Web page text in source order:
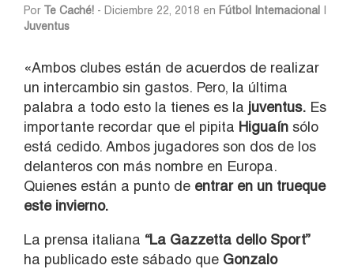
Por Te Caché! - Diciembre 22, 2018 en Fútbol Internacional
Juventus
«Ambos clubes están de acuerdos de realizar
un intercambio sin gastos. Pero, la última
palabra a todo esto la tienes es la juventus. Es
importante recordar que el pipita Higuaín sólo
está cedido. Ambos jugadores son dos de los
delanteros con más nombre en Europa.
Quienes están a punto de entrar en un trueque
este invierno.
La prensa italiana “La Gazzetta dello Sport”
ha publicado este sábado que Gonzalo